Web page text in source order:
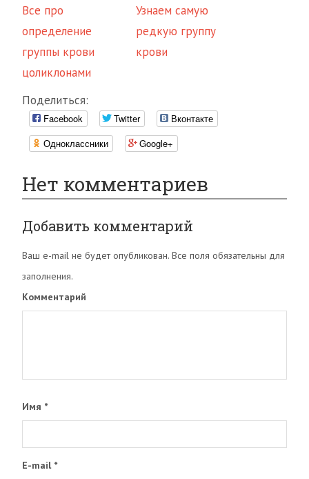
Все про
определение
группы крови
цоликлонами
Узнаем самую
редкую группу
крови
Поделиться:
Facebook Twitter
Вконтакте
Одноклассники
Google+
Нет комментариев
Добавить комментарий
Ваш e-mail не будет опубликован. Все поля обязательны для
заполнения.
Комментарий
Имя *
E-mail *